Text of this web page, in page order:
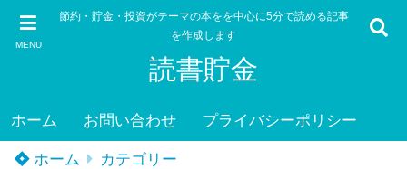
MENU
節約・貯金・投資がテーマの本をを中心に5分で読める記事
を作成します
読書貯金
ホーム お問い合わせ プライバシーポリシー
ホーム カテゴリー